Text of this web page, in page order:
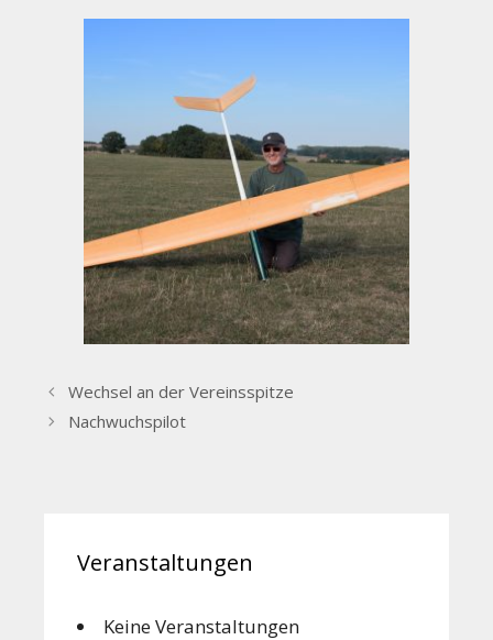
Wechsel an der Vereinsspitze
Nachwuchspilot
Veranstaltungen
Keine Veranstaltungen